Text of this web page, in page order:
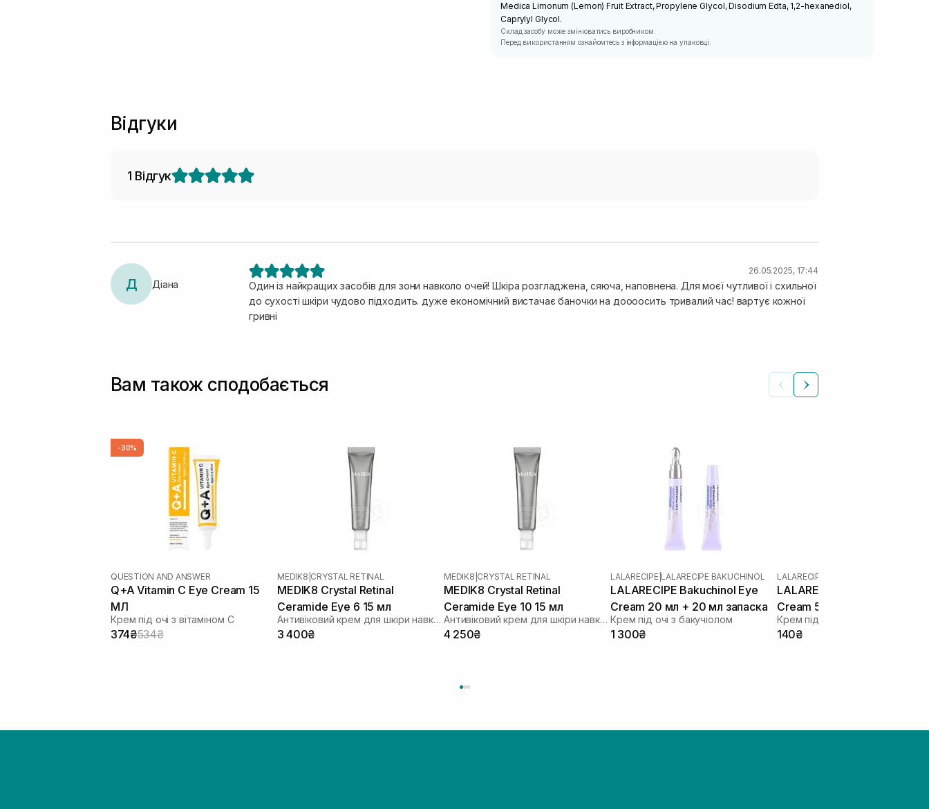
Medica Limonum (Lemon) Fruit Extract, Propylene Glycol, Disodium Edta, 1,2-hexanediol,
Caprylyl Glycol.
Склад засобу може змінюватись виробником.
Перед використанням ознайомтесь з інформацією на упаковці.
Відгуки
1 Відгук
Д Діана
26.05.2025, 17:44
Один із найкращих засобів для зони навколо очей! Шкіра розгладжена, сяюча, наповнена. Для моєї чутливої і схильної
до сухості шкіри чудово підходить. дуже економічний вистачає баночки на доооосить тривалий час! вартує кожної
гривні
Вам також сподобається
-30%
QUESTION AND ANSWER
Q+A Vitamin C Eye Cream 15
МЛ
Крем під очі з вітаміном С
374₴534₴
MEDIK8 CRYSTAL RETINAL
MEDIK8 Crystal Retinal
Ceramide Eye 6 15 мл
Антивіковий крем для шкіри навколо очей з вітаміном А 0,06%
3 400₴
MEDIK8 CRYSTAL RETINAL
MEDIK8 Crystal Retinal
Ceramide Eye 10 15 мл
Антивіковий крем для шкіри навколо очей з вітаміном А 0,10%
4 250₴
LALARECIPE| LALARECIPE BAKUCHINOL
LALARECIPE Bakuchinol Eye
Cream 20 мл + 20 мл запаска
Крем під очі з бакучіолом
1 300₴
LALARECIPE
LALARECIPE Bakuchinol Eye
Cream 5 мл
Крем під очі з бакучіолом
140₴